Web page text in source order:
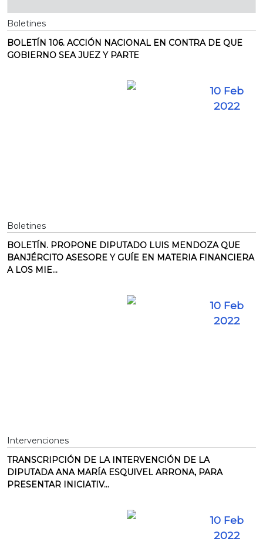
Boletines
BOLETÍN 106. ACCIÓN NACIONAL EN CONTRA DE QUE
GOBIERNO SEA JUEZ Y PARTE
10 Feb
2022
Boletines
BOLETÍN. PROPONE DIPUTADO LUIS MENDOZA QUE
BANJÉRCITO ASESORE Y GUÍE EN MATERIA FINANCIERA
A LOS MIE...
10 Feb
2022
Intervenciones
TRANSCRIPCIÓN DE LA INTERVENCIÓN DE LA
DIPUTADA ANA MARÍA ESQUIVEL ARRONA, PARA
PRESENTAR INICIATIV...
10 Feb
2022